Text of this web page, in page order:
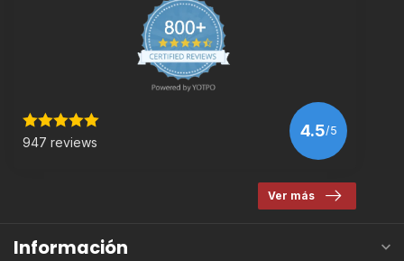
947 reviews
4.5/5
Ver más
Información